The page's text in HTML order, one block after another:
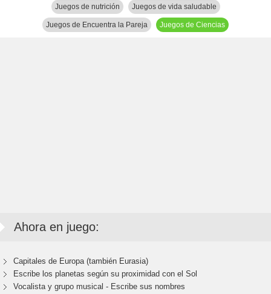
Juegos de nutrición Juegos de vida saludable
Juegos de Encuentra la Pareja Juegos de Ciencias
Ahora en juego:
Capitales de Europa (también Eurasia)
Escribe los planetas según su proximidad con el Sol
Vocalista y grupo musical - Escribe sus nombres